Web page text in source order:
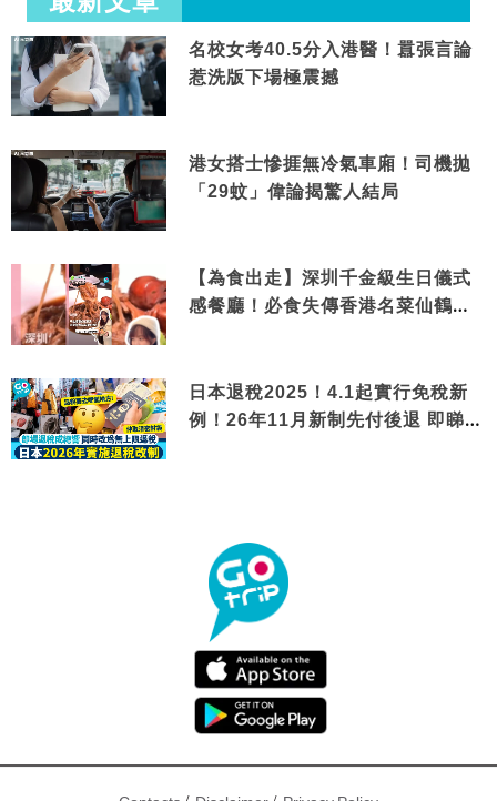
名校女考40.5分入港醫！囂張言論
惹洗版下場極震撼
港女搭士慘捱無冷氣車廂！司機拋
「29蚊」偉論揭驚人結局
【為食出走】深圳千金級生日儀式
感餐廳！必食失傳香港名菜仙鶴神
日本退稅2025！4.1起實行免稅新
例！26年11月新制先付後退 即睇步